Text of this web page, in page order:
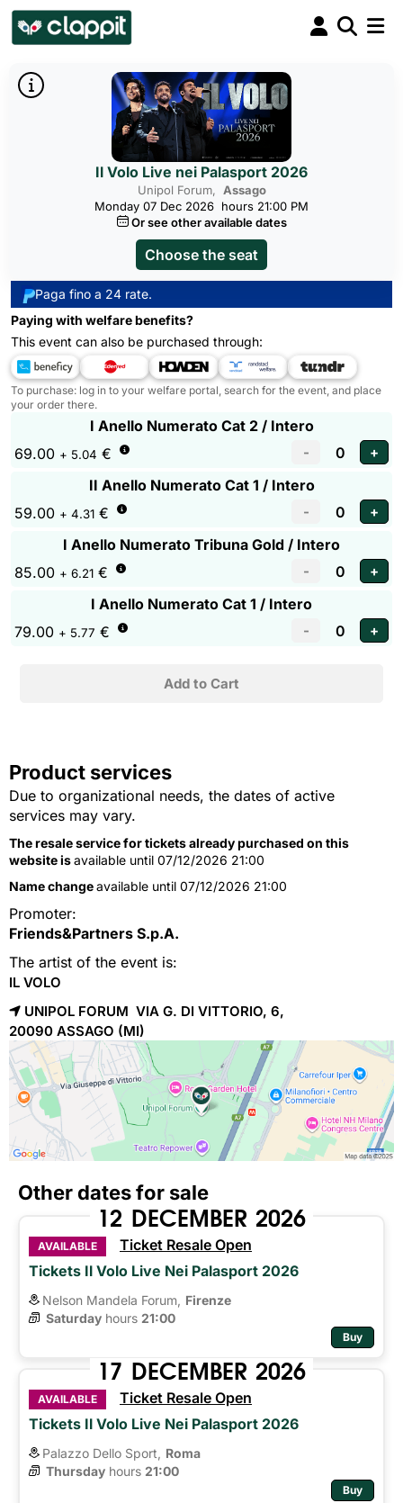
Il Volo Live nei Palasport 2026
Unipol Forum, Assago
Monday 07 Dec 2026 hours 21:00 PM
Or see other available dates
Choose the seat
Paga fino a 24 rate.
Paying with welfare benefits?
This event can also be purchased through:
To purchase: log in to your welfare portal, search for the event, and place
your order there.
I Anello Numerato Cat 2 / Intero
69.00 + 5.04 €
II Anello Numerato Cat 1 / Intero
59.00 + 4.31 €
I Anello Numerato Tribuna Gold / Intero
85.00 + 6.21 €
I Anello Numerato Cat 1 / Intero
79.00 + 5.77 €
Product services
Due to organizational needs, the dates of active
services may vary.
The resale service for tickets already purchased on this
website isavailable until 07/12/2026 21:00
Name changeavailable until 07/12/2026 21:00
Promoter:
Friends&Partners S.p.A.
The artist of the event is:
IL VOLO
UNIPOL FORUM VIA G. DI VITTORIO, 6,
20090 ASSAGO (MI)
Other dates for sale
12 DECEMBER 2026
AVAILABLE
Ticket Resale Open
Tickets Il Volo Live Nei Palasport 2026
Nelson Mandela Forum, Firenze
Saturday hours 21:00
Buy
17 DECEMBER 2026
AVAILABLE
Ticket Resale Open
Tickets Il Volo Live Nei Palasport 2026
Palazzo Dello Sport,
Roma
Thursday hours 21:00
Buy